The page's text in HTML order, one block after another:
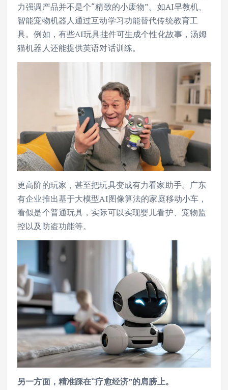
力强调产品并不是个“精致的小废物”。如AI早教机、
智能宠物机器人通过互动学习功能替代传统教育工
具。例如，有些AI玩具挂件可生成个性化故事，汤姆
猫机器人还能提供英语对话训练。
更高阶的玩家，甚至把玩具变成有力看家助手。广东
有企业推出基于大模型AI图像算法的家庭移动小车，
看似是个普通玩具，实际可以实现婴儿看护、宠物监
控以及防盗功能等。
另一方面，精准踩在“疗愈经济”的肩膀上。